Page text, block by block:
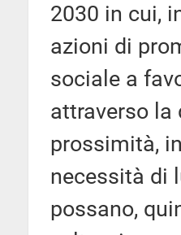
2030 in cui,
azioni di
sociale a
attraverso la
prossimità,
necessità di
possano,